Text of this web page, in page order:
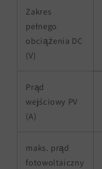
Zakres
pełnego
obciążenia DC
(V)
Prąd
wejściowy PV
(A)
maks. prąd
fotowoltaiczny